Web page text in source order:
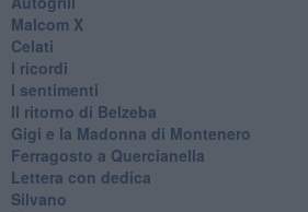
Malcom X
Celati
I ricordi
I sentimenti
Il ritorno di Belzeba
Gigi e la Madonna di Montenero
Ferragosto a Quercianella
Lettera con dedica
Silvano